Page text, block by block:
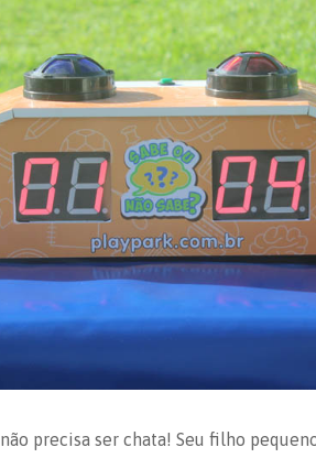
não precisa ser chata! Seu filho